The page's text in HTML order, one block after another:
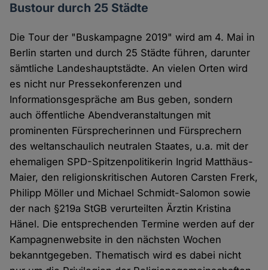
Bustour durch 25 Städte
Die Tour der "Buskampagne 2019" wird am 4. Mai in
Berlin starten und durch 25 Städte führen, darunter
sämtliche Landeshauptstädte. An vielen Orten wird
es nicht nur Pressekonferenzen und
Informationsgespräche am Bus geben, sondern
auch öffentliche Abendveranstaltungen mit
prominenten Fürsprecherinnen und Fürsprechern
des weltanschaulich neutralen Staates, u.a. mit der
ehemaligen SPD-Spitzenpolitikerin Ingrid Matthäus-
Maier, den religionskritischen Autoren Carsten Frerk,
Philipp Möller und Michael Schmidt-Salomon sowie
der nach §219a StGB verurteilten Ärztin Kristina
Hänel. Die entsprechenden Termine werden auf der
Kampagnenwebsite in den nächsten Wochen
bekanntgegeben. Thematisch wird es dabei nicht